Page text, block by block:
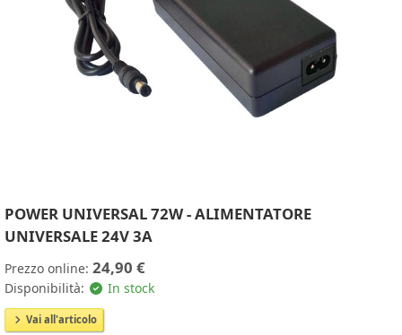
POWER UNIVERSAL 72W - ALIMENTATORE
UNIVERSALE 24V 3A
Prezzo online: 24,90 €
Disponibilità: In stock
Vai all'articolo